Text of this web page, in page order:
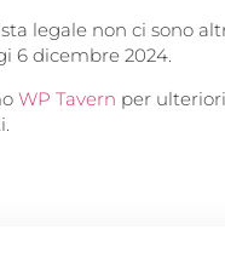
legale non ci sono
6 dicembre 2024.
WP Tavern per ulteriori